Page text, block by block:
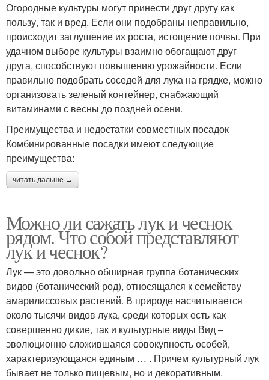
Огородные культуры могут принести друг другу как
пользу, так и вред. Если они подобраны неправильно,
происходит заглушение их роста, истощение почвы. При
удачном выборе культуры взаимно обогащают друг
друга, способствуют повышению урожайности. Если
правильно подобрать соседей для лука на грядке, можно
организовать зеленый контейнер, снабжающий
витаминами с весны до поздней осени.
Преимущества и недостатки совместных посадок
Комбинированные посадки имеют следующие
преимущества:
читать дальше →
Можно ли сажать лук и чеснок
рядом. Что собой представляют
лук и чеснок?
Лук — это довольно обширная группа ботанических
видов (ботанический род), относящаяся к семейству
амарилиссовых растений. В природе насчитывается
около тысячи видов лука, среди которых есть как
совершенно дикие, так и культурные виды Вид –
эволюционно сложившаяся совокупность особей,
характеризующаяся единым … . Причем культурный лук
бывает не только пищевым, но и декоративным.